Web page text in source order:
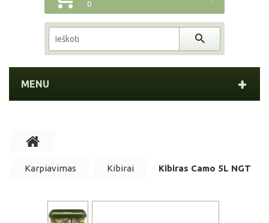
0
MENU
Karpiavimas Kibirai Kibiras Camo 5L NGT